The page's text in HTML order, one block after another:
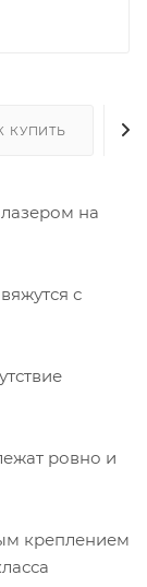
КУПИТЬ
на
с
ровно и
креплением